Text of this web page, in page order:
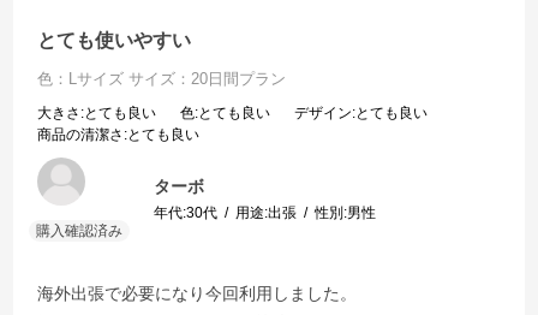
とても使いやすい
色：Lサイズ サイズ：20日間プラン
大きさ :とても良い 色:とても良い デザイン:とても良い
商品の清潔さ :とても良い
ターボ
年代:30代 用途:出張 性別:男性
海外出張で必要になり今回利用しました。